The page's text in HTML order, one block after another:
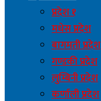
प्रदेश १
मधेस प्रदेश
बागमती प्रदेश
गण्डकी प्रदेश
लुम्बिनी प्रदेश
कर्णाली प्रदेश